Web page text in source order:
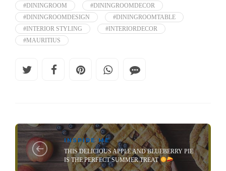
#DININGROOM
#DININGROOMDECOR
#DININGROOMDESIGN
#DININGROOMTABLE
#INTERIOR STYLING
#INTERIORDECOR
#MAURITIUS
INSPIRE ME
THIS DELICIOUS APPLE AND BLUEBERRY PIE
IS THE PERFECT SUMMER TREAT